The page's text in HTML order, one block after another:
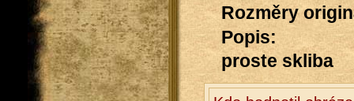
Rozměry
Popis:
proste skliba